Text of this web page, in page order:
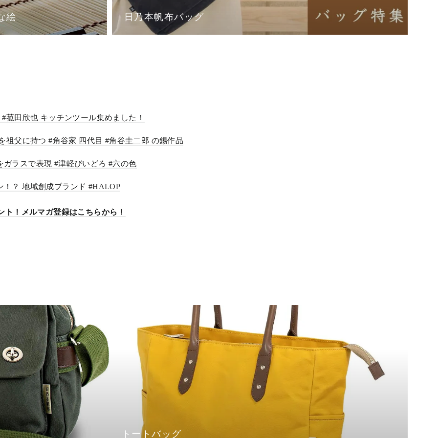
絵 日乃本帆布バッグ
菰田欣也 キッチンツール集めました！
祖父に持つ #角谷家 四代目 #角谷圭二郎 の錫作品
ガラスで表現 #津軽びいどろ #六の色
！？ 地域創成ブランド #HALOP
！メルマガ登録はこちらから！
トートバッグ